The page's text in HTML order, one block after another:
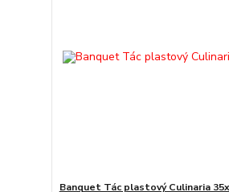
Banquet Tác plastový Culinaria